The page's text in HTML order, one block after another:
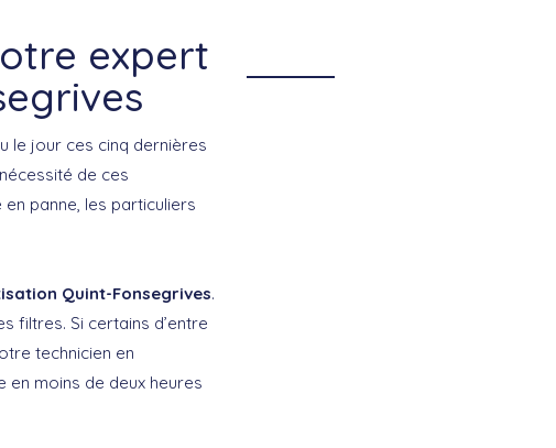
expert
le jour ces cinq dernières
de ces
panne, les particuliers
Quint-Fonsegrives.
filtres. Si certains d’entre
technicien en
en moins de deux heures